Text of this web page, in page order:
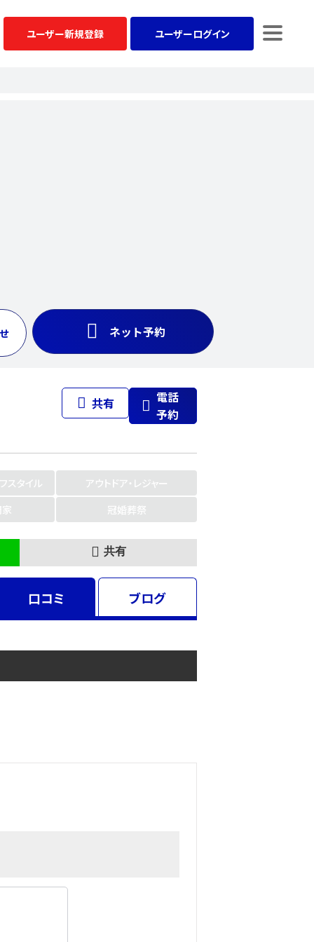
ユーザー新規登録 ユーザーログイン
ネット予約
共有
電話
予約
スタイル
アウトドア・レジャー
冠婚葬祭
共有
口コミ ブログ